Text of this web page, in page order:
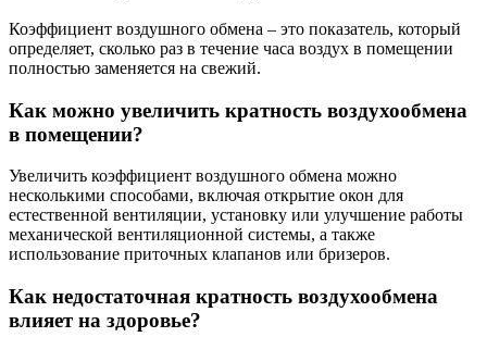
Коэффициент воздушного обмена – это показатель, который
определяет, сколько раз в течение часа воздух в помещении
полностью заменяется на свежий.
Как можно увеличить кратность воздухообмена
в помещении?
Увеличить коэффициент воздушного обмена можно
несколькими способами, включая открытие окон для
естественной вентиляции, установку или улучшение работы
механической вентиляционной системы, а также
использование приточных клапанов или бризеров.
Как недостаточная кратность воздухообмена
влияет на здоровье?